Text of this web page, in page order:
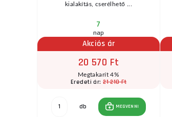
kialakítás, cserélhető ...
7
nap
Akciós ár
20 570 Ft
Megtakarít 4%
Eredeti ár:21 210 Ft
db MEGVENNI